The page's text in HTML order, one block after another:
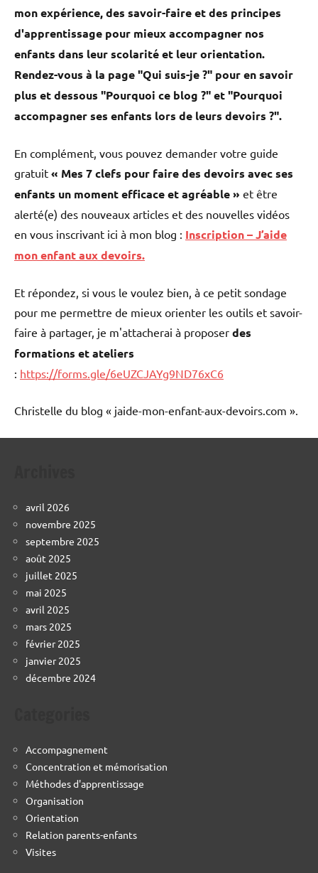
mon expérience, des savoir-faire et des principes
d'apprentissage pour mieux accompagner nos
enfants dans leur scolarité et leur orientation.
Rendez-vous à la page "Qui suis-je ?" pour en savoir
plus et dessous "Pourquoi ce blog ?" et "Pourquoi
accompagner ses enfants lors de leurs devoirs ?".
En complément, vous pouvez demander votre guide
gratuit « Mes 7 clefs pour faire des devoirs avec ses
enfants un moment efficace et agréable » et être
alerté(e) des nouveaux articles et des nouvelles vidéos
en vous inscrivant ici à mon blog : Inscription – J’aide
mon enfant aux devoirs.
Et répondez, si vous le voulez bien, à ce petit sondage
pour me permettre de mieux orienter les outils et savoir-
faire à partager, je m'attacherai à proposer des
formations et ateliers
: https://forms.gle/6eUZCJAYg9ND76xC6
Christelle du blog « jaide-mon-enfant-aux-devoirs.com ».
avril 2026
novembre 2025
septembre 2025
août 2025
juillet 2025
mai 2025
avril 2025
mars 2025
février 2025
janvier 2025
décembre 2024
Accompagnement
Concentration et mémorisation
Méthodes d'apprentissage
Organisation
Orientation
Relation parents-enfants
Visites